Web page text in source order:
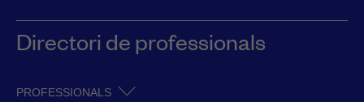
Directori de professionals
PROFESSIONALS